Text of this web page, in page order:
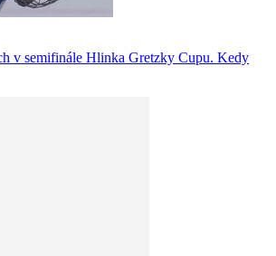
v semifinále Hlinka Gretzky Cupu. Kedy